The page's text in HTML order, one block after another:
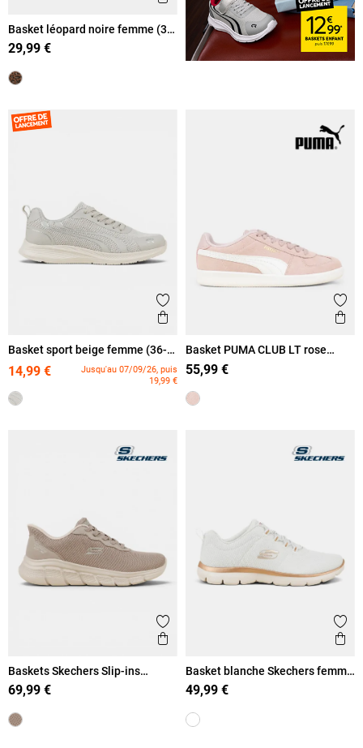
Basket léopard noire femme (36-
41)
29,99 €
Ajouter aux favoris
Aperçu rapide
Basket sport beige femme (36-
42)
14,99 €
Jusqu'au 07/09/26, puis
19,99 €
Basket PUMA CLUB LT rose
femme (36-41)
55,99 €
Ajouter aux favoris
Aperçu rapide
Baskets Skechers Slip-ins
femme (36-41)
69,99 €
Basket blanche Skechers femme
(36-41)
49,99 €